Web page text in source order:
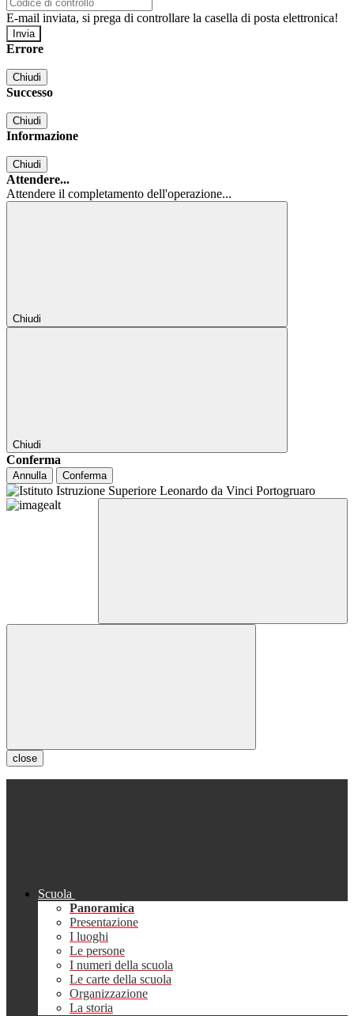
E-mail inviata, si prega di controllare la casella di posta elettronica!
Errore
Chiudi
Successo
Chiudi
Informazione
Chiudi
Attendere...
Attendere il completamento dell'operazione...
Chiudi
Chiudi
Conferma
Annulla Conferma
close
Scuola
Panoramica
Presentazione
I luoghi
Le persone
I numeri della scuola
Le carte della scuola
Organizzazione
La storia